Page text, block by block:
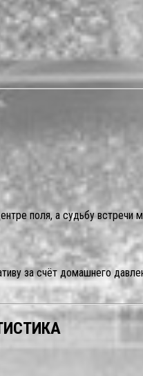
поля, а судьбу
за счёт домашнего